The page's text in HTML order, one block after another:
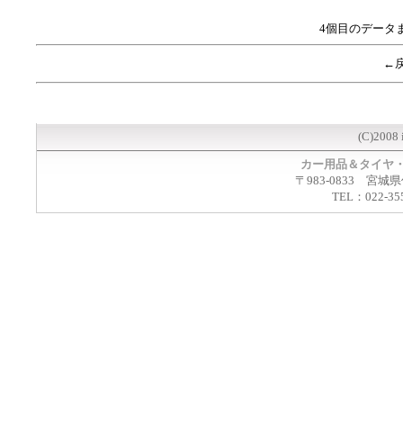
4個目のデータ
←
(C)2008
カー用品＆タイヤ
〒983-0833 宮城県
TEL：022-